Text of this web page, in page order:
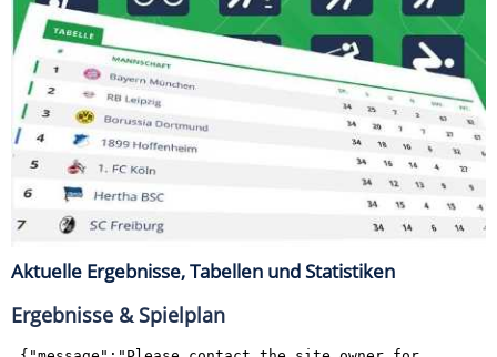
Aktuelle Ergebnisse, Tabellen und Statistiken
Ergebnisse & Spielplan